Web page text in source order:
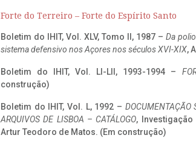
Forte do Terreiro – Forte do Espírito Santo
Boletim do IHIT, Vol. XLV, Tomo II, 1987 – Da
sistema defensivo nos Açores nos séculos XVI-XIX,
Boletim do IHIT, Vol. LI-LII, 1993-1994 –
construção)
Boletim do IHIT, Vol. L, 1992 – DOCUMENTAÇÃO
ARQUIVOS DE LISBOA – CATÁLOGO,
Artur Teodoro de Matos. (Em construção)